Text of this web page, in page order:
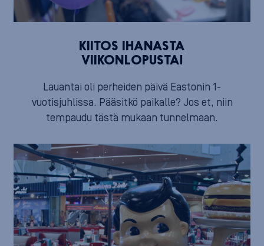
KIITOS IHANASTA
VIIKONLOPUSTA!
Lauantai oli perheiden päivä Eastonin 1-
vuotisjuhlissa. Pääsitkö paikalle? Jos et, niin
tempaudu tästä mukaan tunnelmaan.